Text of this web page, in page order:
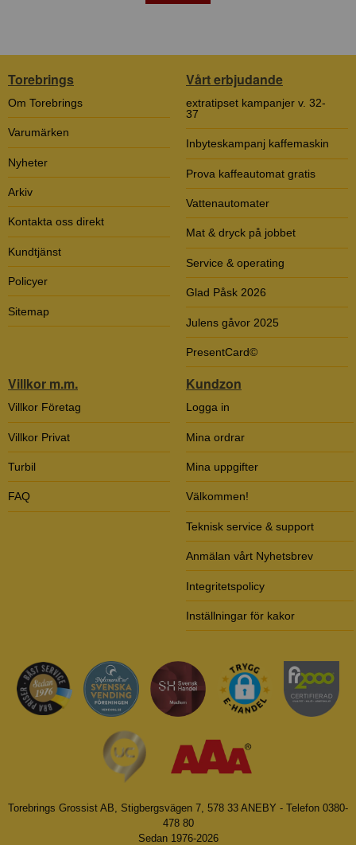
Torebrings
Om Torebrings
Varumärken
Nyheter
Arkiv
Kontakta oss direkt
Kundtjänst
Policyer
Sitemap
Vårt erbjudande
extratipset kampanjer v. 32-
37
Inbyteskampanj kaffemaskin
Prova kaffeautomat gratis
Vattenautomater
Mat & dryck på jobbet
Service & operating
Glad Påsk 2026
Julens gåvor 2025
PresentCard©
Villkor m.m.
Villkor Företag
Villkor Privat
Turbil
FAQ
Kundzon
Logga in
Mina ordrar
Mina uppgifter
Välkommen!
Teknisk service & support
Anmälan vårt Nyhetsbrev
Integritetspolicy
Inställningar för kakor
Torebrings Grossist AB, Stigbergsvägen 7, 578 33 ANEBY - Telefon 0380-
478 80
Sedan 1976-2026